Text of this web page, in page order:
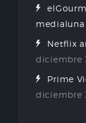
medialuna
Netflix
diciembre
Prime
diciembre